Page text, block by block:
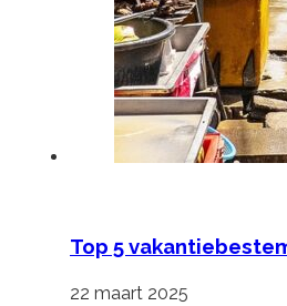
Top 5
22 maart 2025